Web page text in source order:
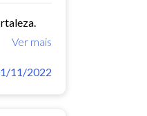
Ver mais
11/2022